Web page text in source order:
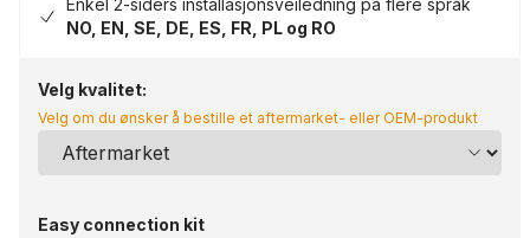
Enkel 2-siders installasjonsveiledning på flere språk
NO, EN, SE, DE, ES, FR, PL og RO
Velg kvalitet:
Velg om du ønsker å bestille et aftermarket- eller OEM-produkt
Easy connection kit